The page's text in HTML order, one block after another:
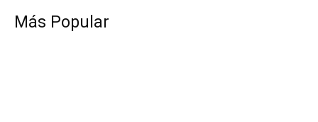
Más Popular